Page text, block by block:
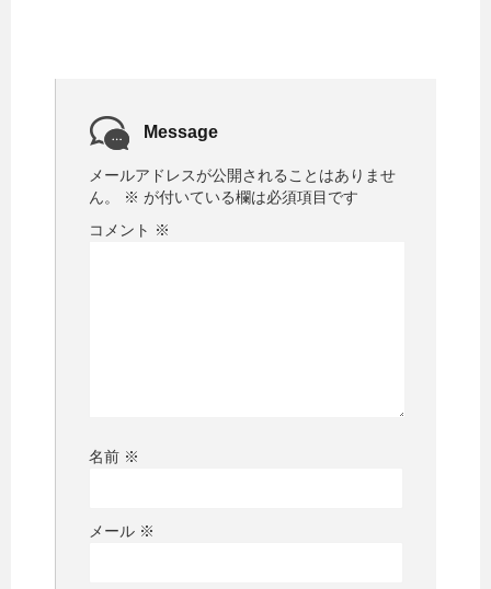
Message
メールアドレスが公開されることはありませ
ん。
※ が付いている欄は必須項目です
コメント ※
名前 ※
メール ※